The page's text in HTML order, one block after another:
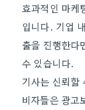
효과적인 마케
입니다. 기업
출을 진행한다
수 있습니다.
기사는 신뢰할
비자들은 광고